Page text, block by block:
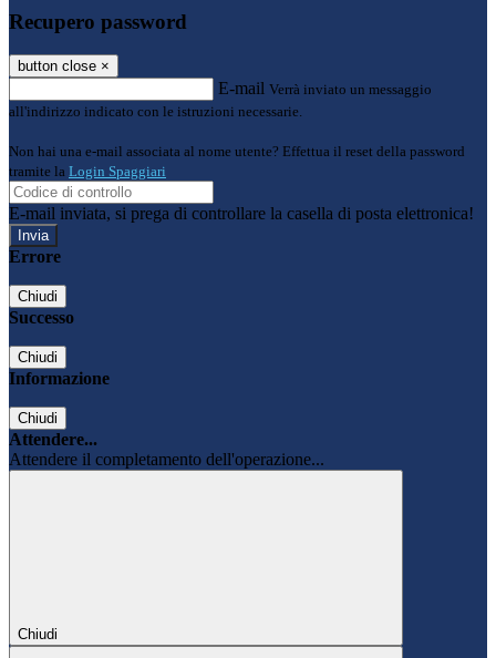
Recupero password
button close ×
E-mail Verrà inviato un messaggio
all'indirizzo indicato con le istruzioni necessarie.
Non hai una e-mail associata al nome utente? Effettua il reset della password
tramite la Login Spaggiari
E-mail inviata, si prega di controllare la casella di posta elettronica!
Errore
Chiudi
Successo
Chiudi
Informazione
Chiudi
Attendere...
Attendere il completamento dell'operazione...
Chiudi